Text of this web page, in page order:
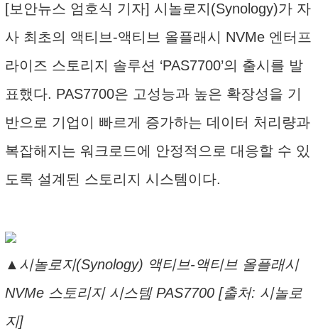
[보안뉴스 엄호식 기자] 시놀로지(Synology)가 자
사 최초의 액티브-액티브 올플래시 NVMe 엔터프
라이즈 스토리지 솔루션 ‘PAS7700’의 출시를 발
표했다. PAS7700은 고성능과 높은 확장성을 기
반으로 기업이 빠르게 증가하는 데이터 처리량과
복잡해지는 워크로드에 안정적으로 대응할 수 있
도록 설계된 스토리지 시스템이다.
▲시놀로지(Synology) 액티브-액티브 올플래시
NVMe 스토리지 시스템 PAS7700 [출처: 시놀로
지]